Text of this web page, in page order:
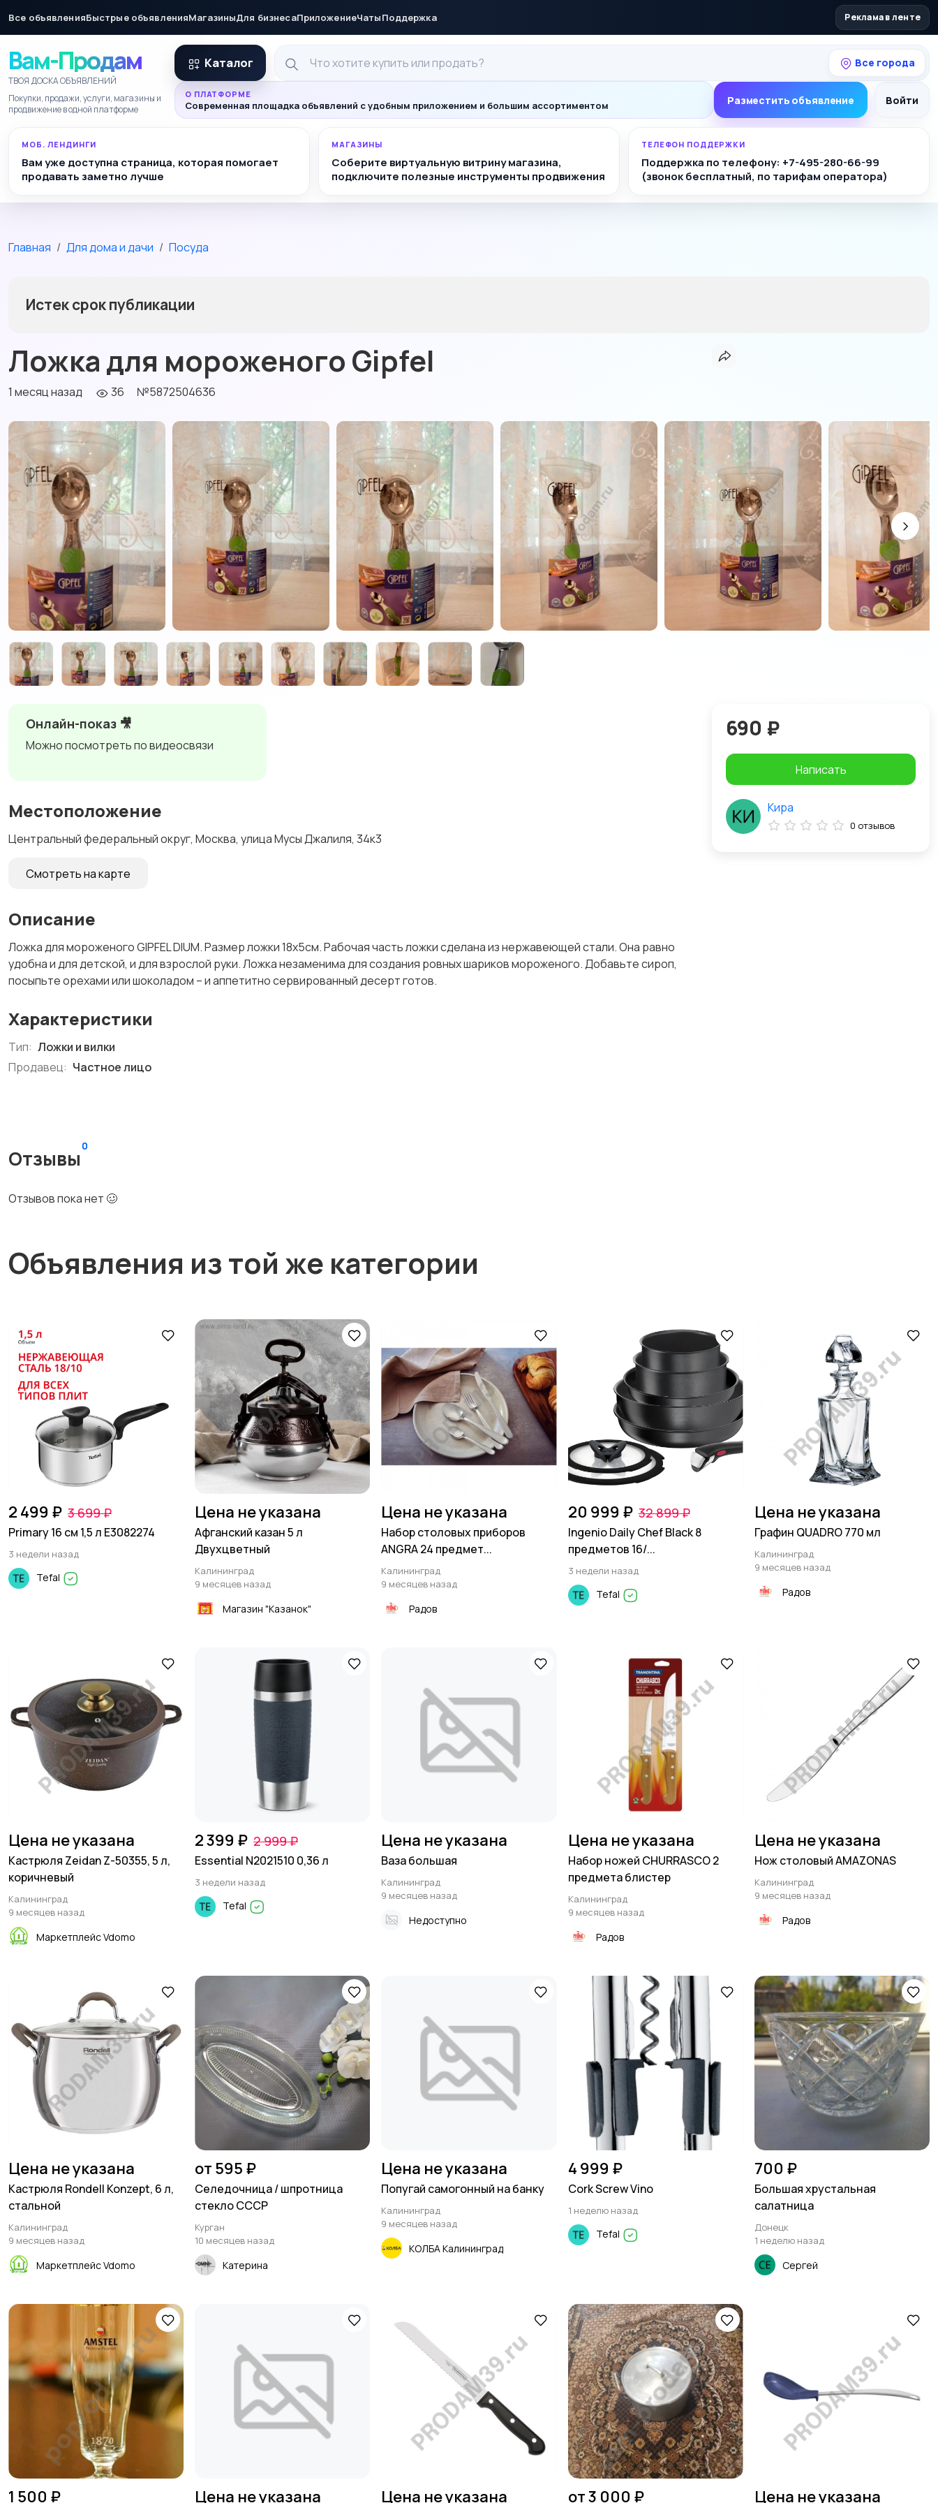
Все объявленияБыстрые объявленияМагазиныДля бизнесаПриложениеЧатыПоддержка Реклама в ленте
Вам-Продам
ТВОЯ ДОСКА ОБЪЯВЛЕНИЙ
Покупки, продажи, услуги, магазины и
продвижение в одной платформе
Каталог Все города
О ПЛАТФОРМЕ
Современная площадка объявлений с удобным приложением и большим ассортиментом Разместить объявление Войти
МОБ. ЛЕНДИНГИ
Вам уже доступна страница, которая помогает
продавать заметно лучше
МАГАЗИНЫ
Соберите виртуальную витрину магазина,
подключите полезные инструменты продвижения
ТЕЛЕФОН ПОДДЕРЖКИ
Поддержка по телефону: +7-495-280-66-99
(звонок бесплатный, по тарифам оператора)
Главная Для дома и дачи Посуда
Истек срок публикации
Ложка для мороженого Gipfel
1 месяц назад 36 №5872504636
Онлайн-показ 🎥
Можно посмотреть по видеосвязи
Местоположение
Центральный федеральный округ, Москва, улица Мусы Джалиля, 34к3
Смотреть на карте
Описание
Ложка для мороженого GIPFEL DIUM. Размер ложки 18х5см. Рабочая часть ложки сделана из нержавеющей стали. Она равно
удобна и для детской, и для взрослой руки. Ложка незаменима для создания ровных шариков мороженого. Добавьте сироп,
посыпьте орехами или шоколадом – и аппетитно сервированный десерт готов.
Характеристики
Тип: Ложки и вилки
Продавец: Частное лицо
Отзывы
0
Отзывов пока нет 🥴
690 ₽
Написать
Кира
0 отзывов
Объявления из той же категории
2 499 ₽ 3 699 ₽
Primary 16 см 1,5 л E3082274
3 недели назад
Tefal
Цена не указана
Афганский казан 5 л
Двухцветный
Калининград
9 месяцев назад
Магазин "Казанок"
Цена не указана
Набор столовых приборов
ANGRA 24 предмет...
Калининград
9 месяцев назад
Радов
20 999 ₽ 32 899 ₽
Ingenio Daily Chef Black 8
предметов 16/...
3 недели назад
Tefal
Цена не указана
Графин QUADRO 770 мл
Калининград
9 месяцев назад
Радов
Цена не указана
Кастрюля Zeidan Z-50355, 5 л,
коричневый
Калининград
9 месяцев назад
Маркетплейс Vdomo
2 399 ₽ 2 999 ₽
Essential N2021510 0,36 л
3 недели назад
Tefal
Цена не указана
Ваза большая
Калининград
9 месяцев назад
Недоступно
Цена не указана
Набор ножей CHURRASCO 2
предмета блистер
Калининград
9 месяцев назад
Радов
Цена не указана
Нож столовый AMAZONAS
Калининград
9 месяцев назад
Радов
Цена не указана
Кастрюля Rondell Konzept, 6 л,
стальной
Калининград
9 месяцев назад
Маркетплейс Vdomo
от 595 ₽
Селедочница / шпротница
стекло СССР
Курган
10 месяцев назад
Катерина
Цена не указана
Попугай самогонный на банку
Калининград
9 месяцев назад
КОЛБА Калининград
4 999 ₽
Cork Screw Vino
1 неделю назад
Tefal
700 ₽
Большая хрустальная
салатница
Донецк
1 неделю назад
Сергей
1 500 ₽ Цена не указана Цена не указана от 3 000 ₽ Цена не указана